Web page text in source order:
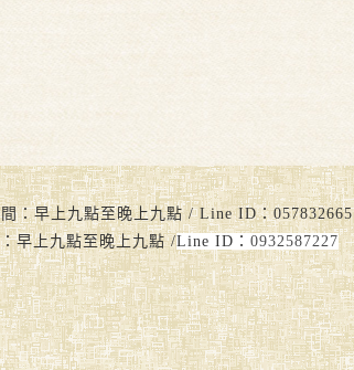
：早上九點至晚上九點 / Line ID：057832665
早上九點至晚上九點 /Line ID： 0932587227